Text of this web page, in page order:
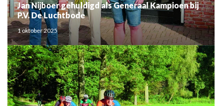
Jan Nijboer gehuldigd als Generaal Kampioen bij
P.V. De Luchtbode
1 oktober 2025